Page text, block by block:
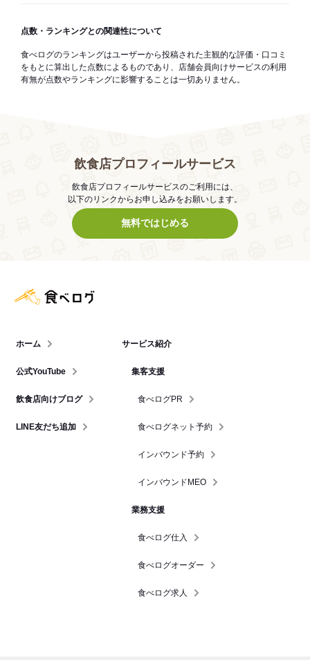
点数・ランキングとの関連性について
食べログのランキングはユーザーから投稿された主観的な評価・口コミ
をもとに算出した点数によるものであり、店舗会員向けサービスの利用
有無が点数やランキングに影響することは一切ありません。
飲食店プロフィールサービス
飲食店プロフィールサービスのご利用には、
以下のリンクからお申し込みをお願いします。
無料ではじめる
ホーム
公式YouTube
飲食店向けブログ
LINE友だち追加
サービス紹介
集客支援
食べログPR
食べログネット予約
インバウンド予約
インバウンドMEO
業務支援
食べログ仕入
食べログオーダー
食べログ求人